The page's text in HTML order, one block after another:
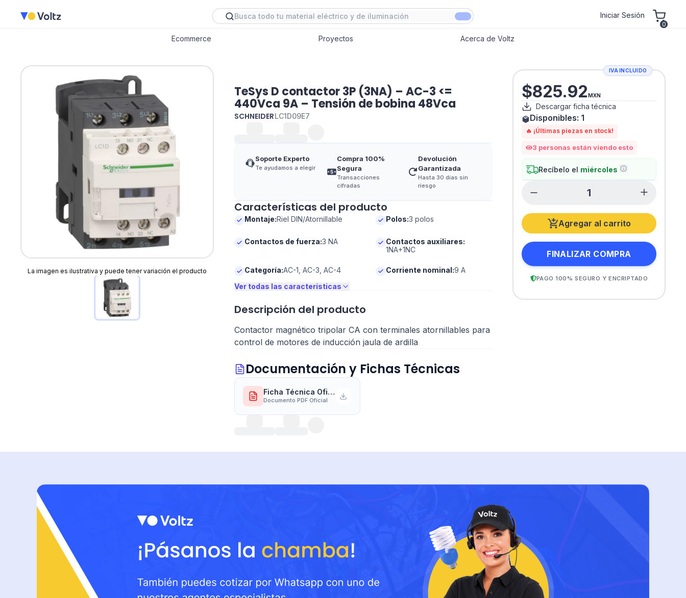
Iniciar Sesión
0
Ecommerce Proyectos Acerca de Voltz
La imagen es ilustrativa y puede tener variación el producto
Vista 360
IVA INCLUIDO
$825.92MXN
Descargar ficha técnica
Disponibles: 1
🔥 ¡Últimas piezas en stock!
3 personas están viendo esto
Recíbelo el miércoles
Agregar al carrito
FINALIZAR COMPRA
PAGO 100% SEGURO Y ENCRIPTADO
TeSys D contactor 3P (3NA) – AC-3 <=
440Vca 9A – Tensión de bobina 48Vca
SCHNEIDERLC1D09E7
Soporte Experto
Te ayudamos a elegir
Compra 100%
Segura
Transacciones
cifradas
Devolución
Garantizada
Hasta 30 días sin
riesgo
Características del producto
Montaje:Riel DIN/Atornillable Polos:3 polos
Contactos de fuerza:3 NA Contactos auxiliares:
1NA+1NC
Categoría:AC-1, AC-3, AC-4 Corriente nominal:9 A
Ver todas las características
Descripción del producto
Contactor magnético tripolar CA con terminales atornillables para
control de motores de inducción jaula de ardilla
Documentación y Fichas Técnicas
Ficha Técnica Oficial del Fabricante
Documento PDF Oficial